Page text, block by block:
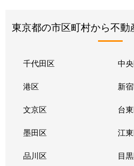
東京都の市区町村から不
千代田区 中
港区 新
文京区 台
墨田区 江
品川区 目